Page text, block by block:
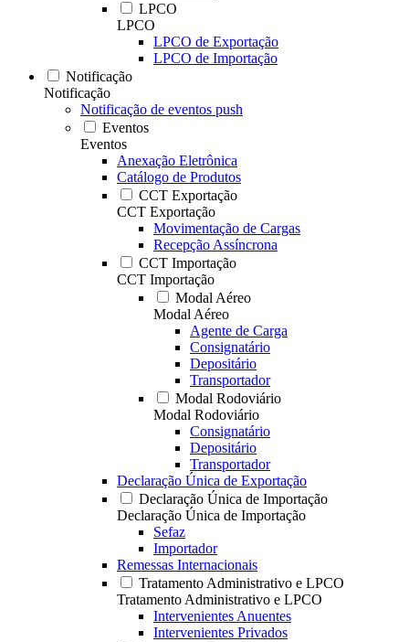
LPCO
LPCO
LPCO de Exportação
LPCO de Importação
Notificação
Notificação
Notificação de eventos push
Eventos
Eventos
Anexação Eletrônica
Catálogo de Produtos
CCT Exportação
CCT Exportação
Movimentação de Cargas
Recepção Assíncrona
CCT Importação
CCT Importação
Modal Aéreo
Modal Aéreo
Agente de Carga
Consignatário
Depositário
Transportador
Modal Rodoviário
Modal Rodoviário
Consignatário
Depositário
Transportador
Declaração Única de Exportação
Declaração Única de Importação
Declaração Única de Importação
Sefaz
Importador
Remessas Internacionais
Tratamento Administrativo e LPCO
Tratamento Administrativo e LPCO
Intervenientes Anuentes
Intervenientes Privados